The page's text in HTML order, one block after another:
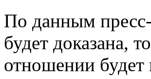
По данным
будет доказана,
отношении будет